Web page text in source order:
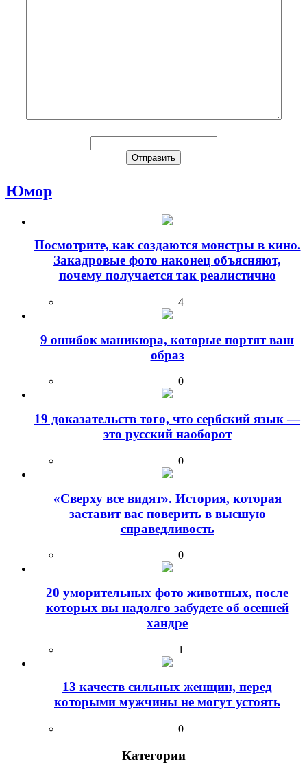
Юмор
Посмотрите, как создаются монстры в кино.
Закадровые фото наконец объясняют,
почему получается так реалистично
4
9 ошибок маникюра, которые портят ваш
образ
0
19 доказательств того, что сербский язык —
это русский наоборот
0
«Сверху все видят». История, которая
заставит вас поверить в высшую
справедливость
0
20 уморительных фото животных, после
которых вы надолго забудете об осенней
хандре
1
13 качеств сильных женщин, перед
которыми мужчины не могут устоять
0
Категории